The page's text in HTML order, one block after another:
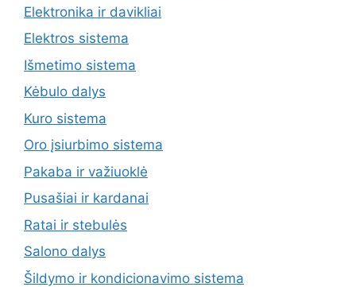
Elektronika ir davikliai
Elektros sistema
Išmetimo sistema
Kėbulo dalys
Kuro sistema
Oro įsiurbimo sistema
Pakaba ir važiuoklė
Pusašiai ir kardanai
Ratai ir stebulės
Salono dalys
Šildymo ir kondicionavimo sistema